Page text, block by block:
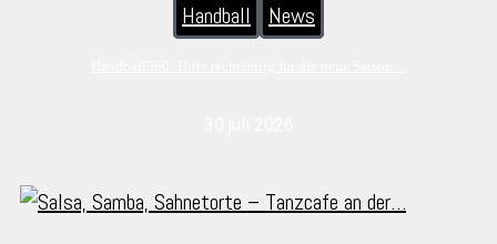
Handball News